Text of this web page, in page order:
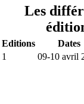
Les
Editions Dates
1
09-10 avril